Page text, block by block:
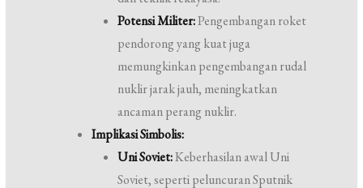
Potensi Militer:Pengembangan roket
pendorong yang kuat juga
memungkinkan pengembangan rudal
nuklir jarak jauh, meningkatkan
ancaman perang nuklir.
Implikasi Simbolis:
Uni Soviet:Keberhasilan awal Uni
Soviet, seperti peluncuran Sputnik